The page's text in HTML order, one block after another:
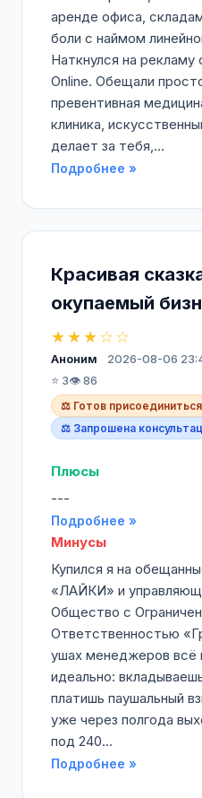
аренде офиса,
боли с наймом
Наткнулся на
Online. Обещали
превентивная
клиника,
делает за тебя,...
Подробнее »
Красивая
окупаемый
★★★☆☆
Аноним
2026-08-06
⭐ 3👁️ 86
⚖️ Готов присоединиться
⚖️ Запрошена
Плюсы
---
Подробнее »
Минусы
Купился я на
«ЛАЙКИ» и
Общество с
Ответственностью
ушах менеджеров всё
идеально:
платишь паушальный
уже через полгода
под 240...
Подробнее »